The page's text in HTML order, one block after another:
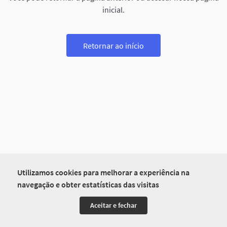
Utilizamos cookies para melhorar a experiência na
navegação e obter estatísticas das visitas
Aceitar e fechar
inicial.
Retornar ao início